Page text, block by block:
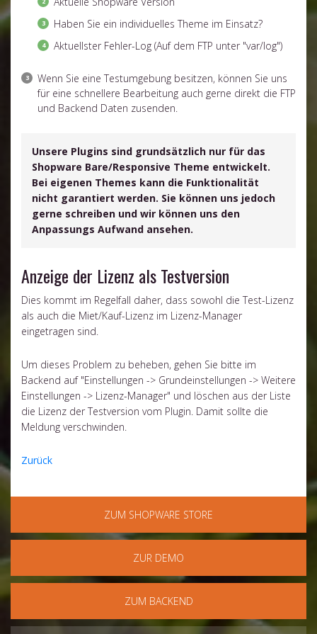
Haben Sie ein individuelles Theme im Einsatz?
Aktuellster Fehler-Log (Auf dem FTP unter "var/log")
Wenn Sie eine Testumgebung besitzen, können Sie uns
für eine schnellere Bearbeitung auch gerne direkt die FTP
und Backend Daten zusenden.
Unsere Plugins sind grundsätzlich nur für das
Shopware Bare/Responsive Theme entwickelt.
Bei eigenen Themes kann die Funktionalität
nicht garantiert werden. Sie können uns jedoch
gerne schreiben und wir können uns den
Anpassungs Aufwand ansehen.
Anzeige der Lizenz als Testversion
Dies kommt im Regelfall daher, dass sowohl die Test-Lizenz
als auch die Miet/Kauf-Lizenz im Lizenz-Manager
eingetragen sind.
Um dieses Problem zu beheben, gehen Sie bitte im
Backend auf "Einstellungen -> Grundeinstellungen -> Weitere
Einstellungen -> Lizenz-Manager" und löschen aus der Liste
die Lizenz der Testversion vom Plugin. Damit sollte die
Meldung verschwinden.
Zurück
ZUM SHOPWARE STORE
ZUR DEMO
ZUM BACKEND